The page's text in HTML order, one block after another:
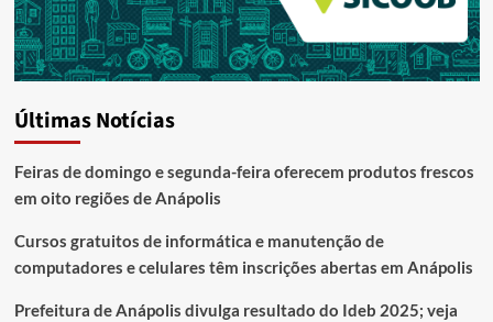
Últimas Notícias
Feiras de domingo e segunda-feira oferecem produtos frescos
em oito regiões de Anápolis
Cursos gratuitos de informática e manutenção de
computadores e celulares têm inscrições abertas em Anápolis
Prefeitura de Anápolis divulga resultado do Ideb 2025; veja